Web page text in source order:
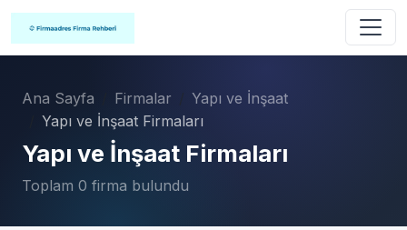
Ana Sayfa Firmalar
Yapı ve İnşaat
Yapı ve İnşaat Firmaları
Yapı ve İnşaat Firmaları
Toplam 0 firma bulundu